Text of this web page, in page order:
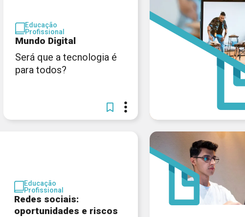
Educação
Profissional
Mundo Digital
Será que a tecnologia é
para todos?
Educação
Profissional
Redes sociais:
oportunidades e riscos